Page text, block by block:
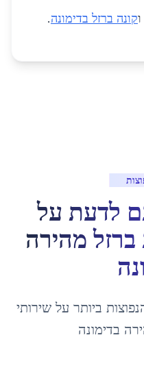
וקונה ברזל בדימונה.
לדעת על
מהירה
ביותר על שירותי
בדימונה